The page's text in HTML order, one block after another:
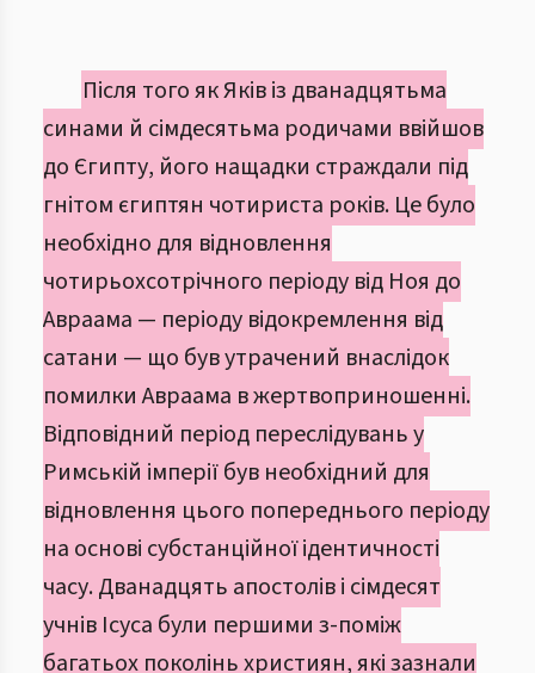
Після того як Яків із дванадцятьма
синами й сімдесятьма родичами ввійшов
до Єгипту, його нащадки страждали під
гнітом єгиптян чотириста років. Це було
необхідно для відновлення
чотирьохсотрічного періоду від Ноя до
Авраама — періоду відокремлення від
сатани — що був утрачений внаслідок
помилки Авраама в жертвоприношенні.
Відповідний період переслідувань у
Римській імперії був необхідний для
відновлення цього попереднього періоду
на основі субстанційної ідентичності
часу. Дванадцять апостолів і сімдесят
учнів Ісуса були першими з-поміж
багатьох поколінь християн, які зазнали